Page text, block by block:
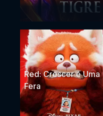
Red: Crescer é Uma
Fera